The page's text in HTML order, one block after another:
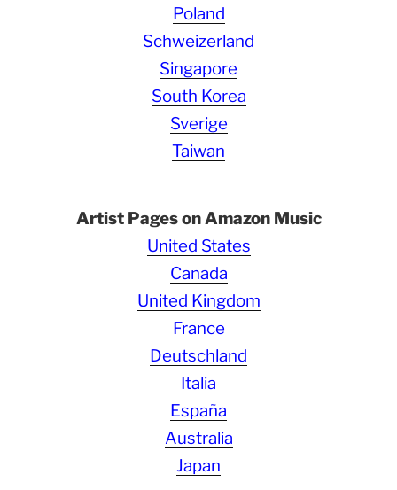
Poland
Schweizerland
Singapore
South Korea
Sverige
Taiwan
Artist Pages on Amazon Music
United States
Canada
United Kingdom
France
Deutschland
Italia
España
Australia
Japan